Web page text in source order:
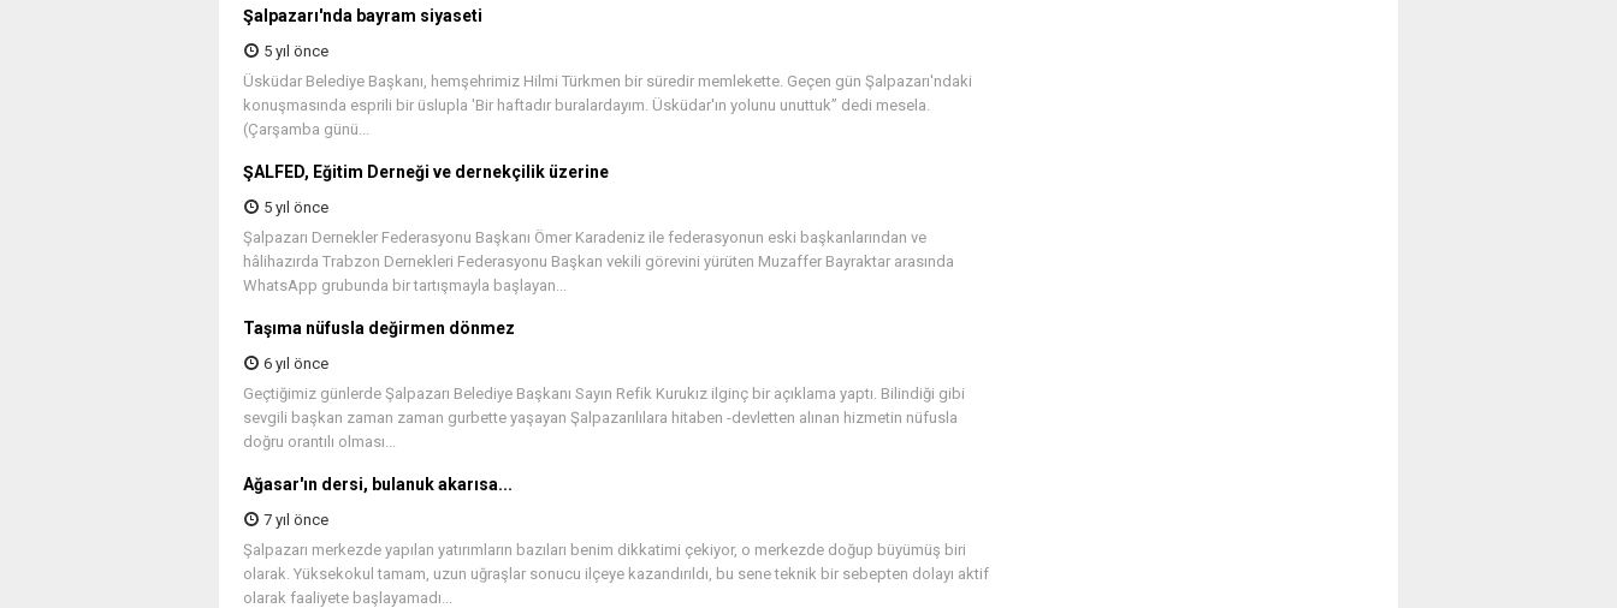
Şalpazarı'nda bayram siyaseti
5 yıl önce
Üsküdar Belediye Başkanı, hemşehrimiz Hilmi Türkmen bir süredir memlekette. Geçen gün Şalpazarı'ndaki
konuşmasında esprili bir üslupla 'Bir haftadır buralardayım. Üsküdar'ın yolunu unuttuk” dedi mesela.
(Çarşamba günü...
ŞALFED, Eğitim Derneği ve dernekçilik üzerine
5 yıl önce
Şalpazarı Dernekler Federasyonu Başkanı Ömer Karadeniz ile federasyonun eski başkanlarından ve
hâlihazırda Trabzon Dernekleri Federasyonu Başkan vekili görevini yürüten Muzaffer Bayraktar arasında
WhatsApp grubunda bir tartışmayla başlayan...
Taşıma nüfusla değirmen dönmez
6 yıl önce
Geçtiğimiz günlerde Şalpazarı Belediye Başkanı Sayın Refik Kurukız ilginç bir açıklama yaptı. Bilindiği gibi
sevgili başkan zaman zaman gurbette yaşayan Şalpazarılılara hitaben -devletten alınan hizmetin nüfusla
doğru orantılı olması...
Ağasar'ın dersi, bulanuk akarısa...
7 yıl önce
Şalpazarı merkezde yapılan yatırımların bazıları benim dikkatimi çekiyor, o merkezde doğup büyümüş biri
olarak. Yüksekokul tamam, uzun uğraşlar sonucu ilçeye kazandırıldı, bu sene teknik bir sebepten dolayı aktif
olarak faaliyete başlayamadı...